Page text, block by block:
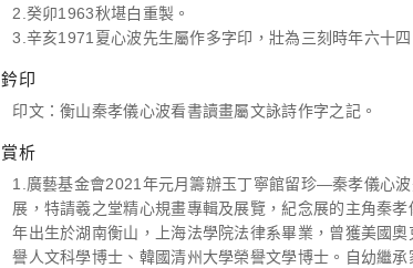
2.癸卯1963秋堪白重製。
3.辛亥1971夏心波先生屬作多字印，壯為三刻時年六十四
鈐印
印文：衡山秦孝儀心波看書讀畫屬文詠詩作字之記。
賞析
1.廣藝基金會2021年元月籌辦玉丁寧館留珍—秦孝儀心
展，特請羲之堂精心規畫專輯及展覽，紀念展的主角秦孝
年出生於湖南衡山，上海法學院法律系畢業，曾獲美國奧
譽人文科學博士、韓國清州大學榮譽文學博士。自幼繼承